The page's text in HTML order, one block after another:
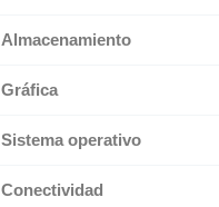
Almacenamiento
Gráfica
Sistema operativo
Conectividad